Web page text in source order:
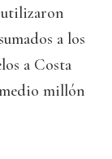
utilizaron
a los
a Costa
millón